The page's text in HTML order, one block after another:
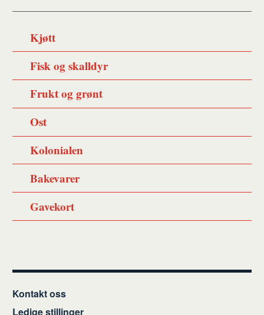
Kjøtt
Fisk og skalldyr
Frukt og grønt
Ost
Kolonialen
Bakevarer
Gavekort
Kontakt oss
Ledige stillinger